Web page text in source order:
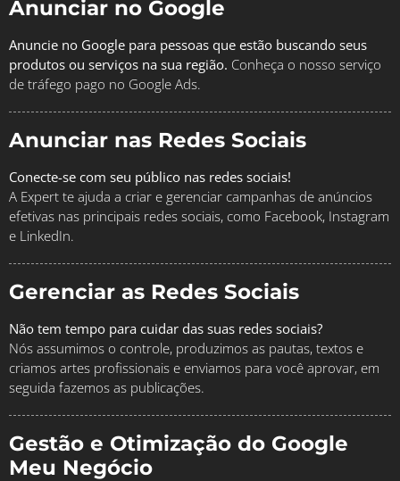
Anunciar no Google
Anuncie no Google para pessoas que estão buscando seus
produtos ou serviços na sua região. Conheça o nosso serviço
de tráfego pago no Google Ads.
Anunciar nas Redes Sociais
Conecte-se com seu público nas redes sociais!
A Expert te ajuda a criar e gerenciar campanhas de anúncios
efetivas nas principais redes sociais, como Facebook, Instagram
e LinkedIn.
Gerenciar as Redes Sociais
Não tem tempo para cuidar das suas redes sociais?
Nós assumimos o controle, produzimos as pautas, textos e
criamos artes profissionais e enviamos para você aprovar, em
seguida fazemos as publicações.
Gestão e Otimização do Google
Meu Negócio